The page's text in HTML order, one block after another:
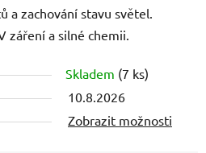
a zachování stavu světel.
záření a silné chemii.
Skladem (7 ks)
10.8.2026
Zobrazit možnosti